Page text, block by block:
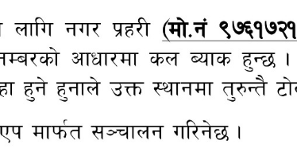
4 5 6 7 8 9 next ›